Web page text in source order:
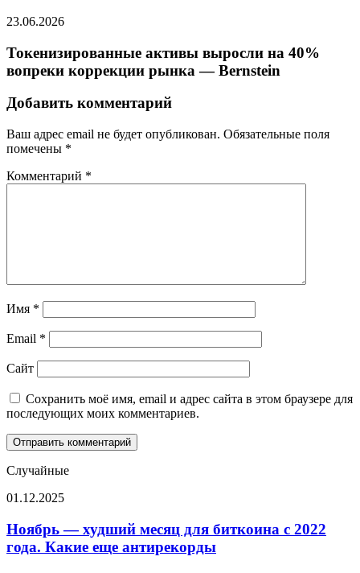
23.06.2026
Токенизированные активы выросли на 40%
вопреки коррекции рынка — Bernstein
Добавить комментарий
Ваш адрес email не будет опубликован. Обязательные поля
помечены *
Комментарий *
Имя *
Email *
Сайт
Сохранить моё имя, email и адрес сайта в этом браузере для
последующих моих комментариев.
Случайные
Ноябрь —
месяц
для
биткоина
01.12.2025
Ноябрь — худший месяц для биткоина с 2022
года. Какие еще антирекорды